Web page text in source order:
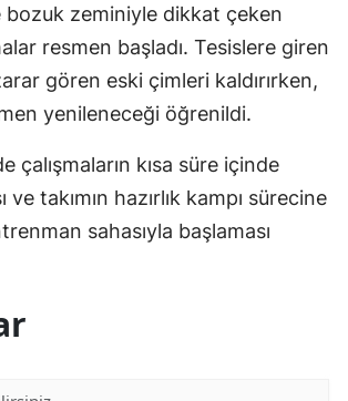
bozuk zeminiyle dikkat çeken
resmen başladı. Tesislere giren
gören eski çimleri kaldırırken,
yenileneceği öğrenildi.
çalışmaların kısa süre içinde
ve takımın hazırlık kampı sürecine
sahasıyla başlaması